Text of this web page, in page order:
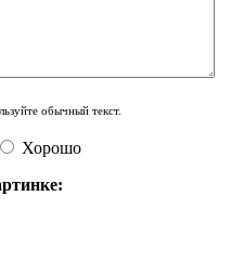
обычный текст.
Хорошо